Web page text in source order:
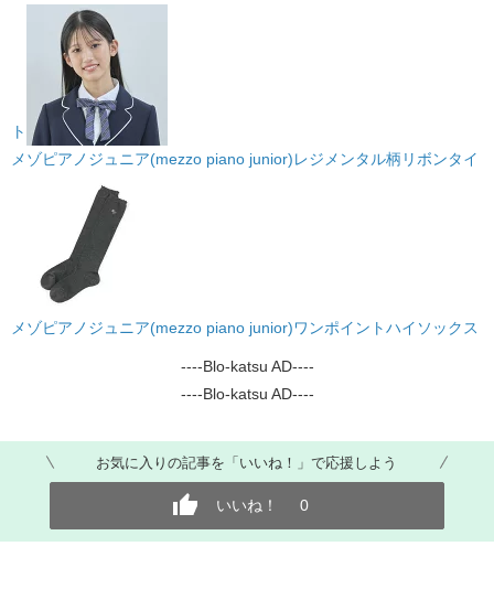
ト
メゾピアノジュニア(mezzo piano junior)レジメンタル柄リボンタイ
メゾピアノジュニア(mezzo piano junior)ワンポイントハイソックス
----Blo-katsu AD----
----Blo-katsu AD----
お気に入りの記事を「いいね！」で応援しよう
いいね！ 0